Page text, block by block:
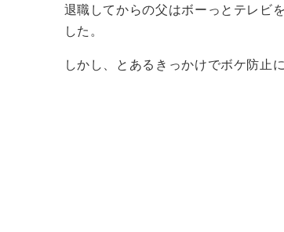
退職してからの父はボーっとテレビ
した。
しかし、とあるきっかけでボケ防止